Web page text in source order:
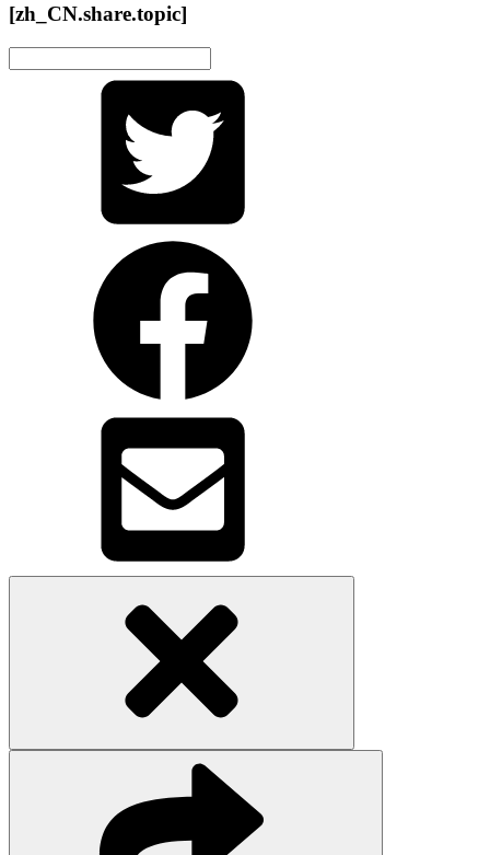
[zh_CN.share.topic]